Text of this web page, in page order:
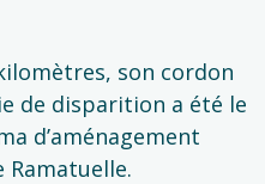
son cordon
de disparition a été le
d’aménagement